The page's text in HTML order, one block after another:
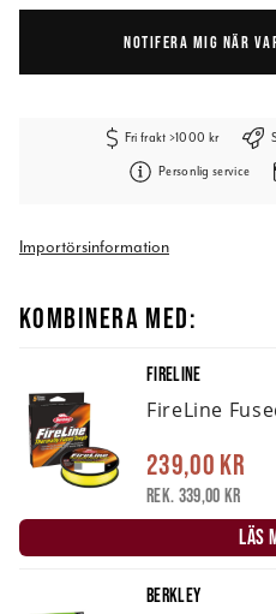
NOTIFERA MIG NÄR
Fri frakt >1000 kr
Personlig service
Importörsinformation
KOMBINERA MED:
FIRELINE
FireLine
239,00 kr
Rek. 339,00 kr
LÄS
BERKLEY